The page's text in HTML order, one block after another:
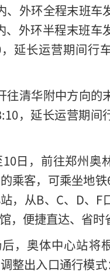
、外环全程末班车
、外环半程末班车
延长运营期间行
往清华附中方向的
，延长运营期间
日，前往郑州奥
乘客，可乘坐地
，从B、C、D、F
，便捷直达、省时
，奥体中心站将
整出入口通行模